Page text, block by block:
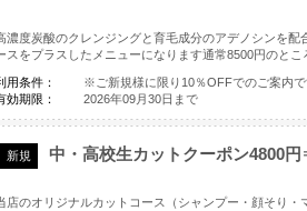
濃度炭酸のクレンジングと育毛成分のアデノシンを
スをプラスしたメニューになります通常8500円のとこ
用条件：
※ご新規様に限り10％OFFでのご案内で
効期限：
2026年09月30日まで
新規 中・高校生カットクーポン4800
店のオリジナルカットコース（シャンプー・顔そり